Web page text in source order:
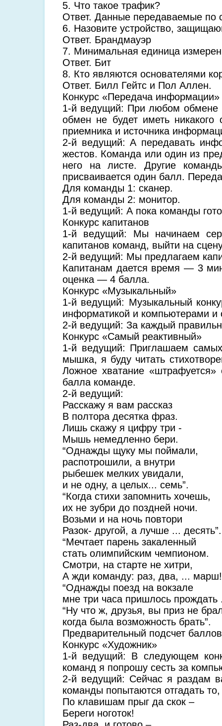
5. Что такое трафик?
Ответ. Данные передаваемые по
6. Назовите устройство,
Ответ. Брандмауэр
7. Минимальная единица
Ответ. Бит
8. Кто являются основателями
Ответ. Билл Гейтс и Пол Аллен.
Конкурс «Передача информации»
1-й ведущий: При любом обмене
обмен не будет иметь
приемника и источника
2-й ведущий: А передавать
жестов. Команда или один из
него на листе. Другие
присваивается один балл.
Для команды 1: сканер.
Для команды 2: монитор.
1-й ведущий: А пока команды
Конкурс капитанов
1-й ведущий: Мы начинаем
капитанов команд, выйти на
2-й ведущий: Мы предлагаем
Капитанам дается время — 3
оценка — 4 балла.
Конкурс «Музыкальный»
1-й ведущий: Музыкальный
информатикой и компьютерами и
2-й ведущий: За каждый
Конкурс «Самый реактивный»
1-й ведущий: Приглашаем
мышка, я буду читать
Ложное хватание
балла команде.
2-й ведущий:
Расскажу я вам рассказ
В полтора десятка фраз.
Лишь скажу я цифру три -
Мышь немедленно бери.
“Однажды щуку мы поймали,
распотрошили, а внутри
рыбешек мелких увидали,
и не одну, а целых... семь”.
“Когда стихи запомнить хочешь,
их не зубри до поздней ночи.
Возьми и на ночь повтори
Разок- другой, а лучше ... десять”.
“Мечтает парень закаленный
стать олимпийским чемпионом.
Смотри, на старте не хитри,
А жди команду: раз, два, ...
“Однажды поезд на вокзале
мне три часа пришлось прождать
“Ну что ж, друзья, вы приз не
когда была возможность брать”.
Предварительный подсчет
Конкурс «Художник»
1-й ведущий: В следующем
команд я попрошу сесть за
2-й ведущий: Сейчас я раздам
команды попытаются отгадать
По клавишам прыг да скок –
Береги ноготок!